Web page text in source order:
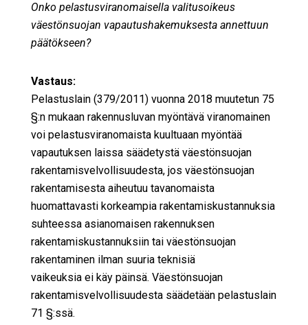
Onko pelastusviranomaisella valitusoikeus
väestönsuojan vapautushakemuksesta annettuun
päätökseen?
Vastaus:
Pelastuslain (379/2011) vuonna 2018 muutetun 75
§:n mukaan rakennusluvan myöntävä viranomainen
voi pelastusviranomaista kuultuaan myöntää
vapautuksen laissa säädetystä väestönsuojan
rakentamisvelvollisuudesta, jos väestönsuojan
rakentamisesta aiheutuu tavanomaista
huomattavasti korkeampia rakentamiskustannuksia
suhteessa asianomaisen rakennuksen
rakentamiskustannuksiin tai väestönsuojan
rakentaminen ilman suuria teknisiä
vaikeuksia ei käy päinsä. Väestönsuojan
rakentamisvelvollisuudesta säädetään pelastuslain
71 §:ssä.